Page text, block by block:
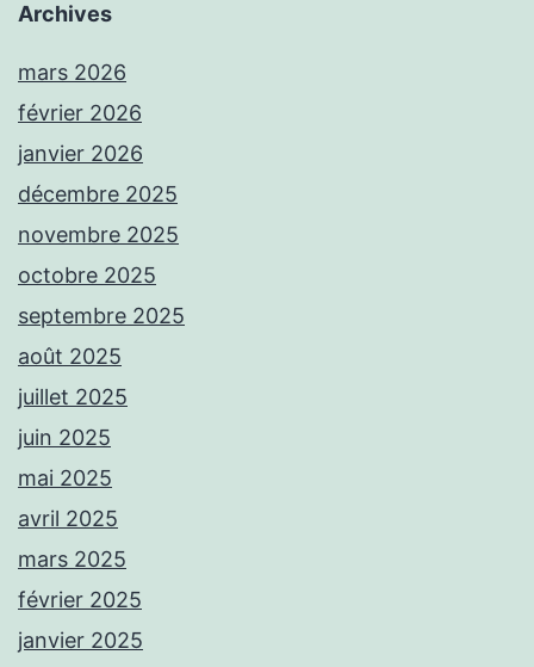
Archives
mars 2026
février 2026
janvier 2026
décembre 2025
novembre 2025
octobre 2025
septembre 2025
août 2025
juillet 2025
juin 2025
mai 2025
avril 2025
mars 2025
février 2025
janvier 2025